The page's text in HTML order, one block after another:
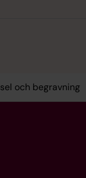
och begravning